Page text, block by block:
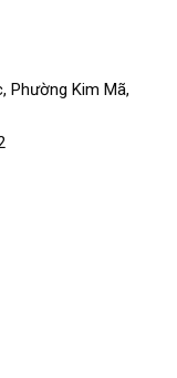
Phường Kim Mã,